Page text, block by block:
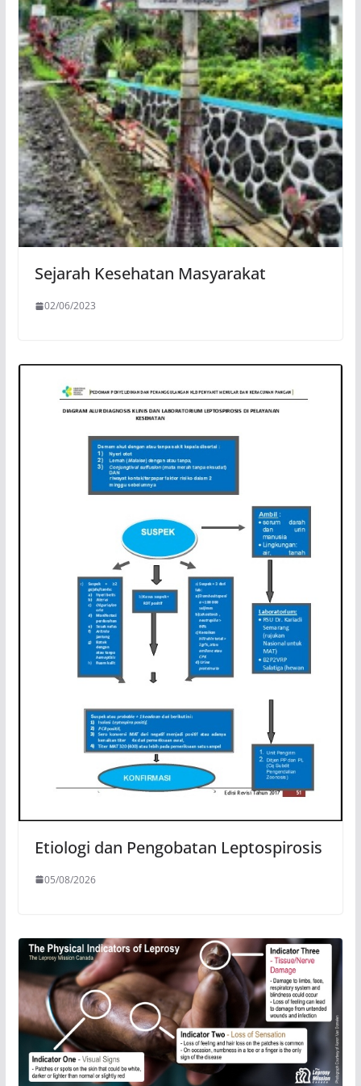
Sejarah Kesehatan Masyarakat
02/06/2023
Etiologi dan Pengobatan Leptospirosis
05/08/2026